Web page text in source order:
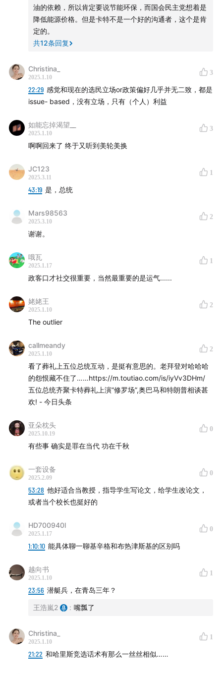
也欢迎加入我们的会员计划： theamericanroulette.com
会员可以收到每周2-4封newsletter，可以加入会员社
群，参加会员活动，并享受更多福利。
合作投稿邮箱：american.roulette.pod@gmail.com
【时间轴 The When】
美国国会众议院举行议长选举，共和党议员迈克·约
翰逊（Mike Johnson）以218票赞成的投票结果成功连任
卡特：历史转折中的领导人？历史转折期的复杂政治
遗产探讨
卡特的政治生涯与1976年总统大选分析
42:47 内政：入住白宫，依然是局外人？外来者的形象和
政治理念
卡特与里根政策风格对比及卡特执政的得失分析
01:04:49外交：成就与困境，从戴维营协议到人质危机
01:23:281980年美国大选卡特因何败选？
【我们是谁】
Talich：美国政治和文化历史爱好者
油的依赖，所以肯定要说节能环保，而国会民主党想着是
降低能源价格。但是卡特不是一个好的沟通者，这个是肯
定的。
共12条回复
Christina_
2025.1.10
3
22:29 感觉和现在的选民立场or政策偏好几乎并无二致，都是
issue- based，没有立场，只有（个人）利益
如能忘掉渴望__
2025.1.10
3
啊啊回来了 终于又听到美轮美换
JC123
2025.3.11
1
43:19 是，总统
Mars98563
2025.3.10
2
谢谢。
哦瓦
2025.1.17
1
政客口才社交很重要，当然最重要的是运气......
姥姥王
2025.1.10
2
The outlier
callmeandy
2025.1.10
2
看了葬礼上五位总统互动，是挺有意思的。老拜登对哈哈哈
的怨恨藏不住了……https://m.toutiao.com/is/iyVv3DHm/
五位总统齐聚卡特葬礼上演“修罗场”,奥巴马和特朗普相谈甚
欢! - 今日头条
亚朵枕头
2025.10.19
0
有些事 确实是罪在当代 功在千秋
一套设备
2025.2.09
0
53:28 他好适合当教授，指导学生写论文，给学生改论文，
或者当个校长也挺好的
HD700940l
2025.1.17
0
1:10:10 能具体聊一聊基辛格和布热津斯基的区别吗
越向书
2025.1.10
1
23:56 潜艇兵，在青岛三年？
王浩嵐2 : 嘴瓢了
Christina_
2025.1.10
1
21:22 和哈里斯竞选话术有那么一丝丝相似……